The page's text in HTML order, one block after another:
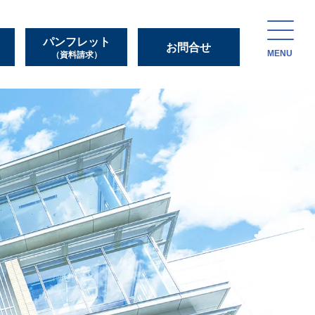
パンフレット
（資料請求）
お問合せ
MENU